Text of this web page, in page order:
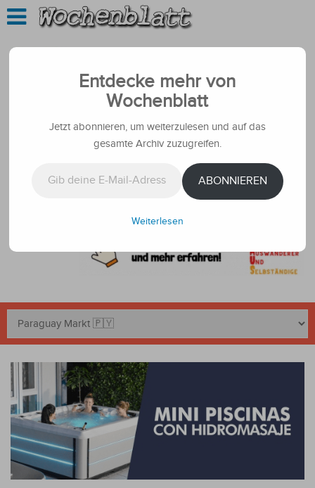
Entdecke mehr von
Wochenblatt
Jetzt abonnieren, um weiterzulesen und auf das
gesamte Archiv zuzugreifen.
ABONNIEREN
Weiterlesen